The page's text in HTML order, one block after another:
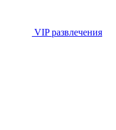
VIP развлечения